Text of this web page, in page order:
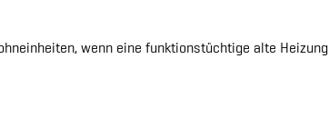
wenn eine funktionstüchtige alte Heizung